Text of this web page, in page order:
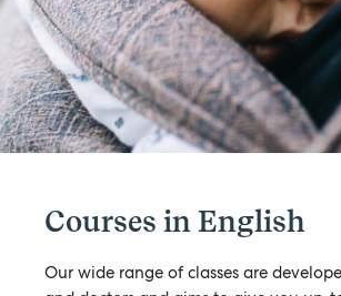
Courses in English
Our wide range of classes are